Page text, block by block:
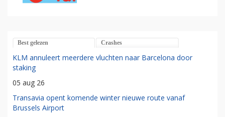
Best gelezen Crashes
KLM annuleert meerdere vluchten naar Barcelona door
staking
05 aug 26
Transavia opent komende winter nieuwe route vanaf
Brussels Airport